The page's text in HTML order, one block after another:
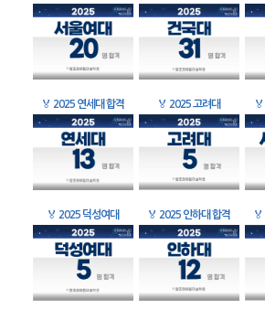
🏅 2025 연세대 합격 🏅 2025 고려대 🏅
🏅 2025 덕성여대 🏅 2025 인하대 합격 🏅